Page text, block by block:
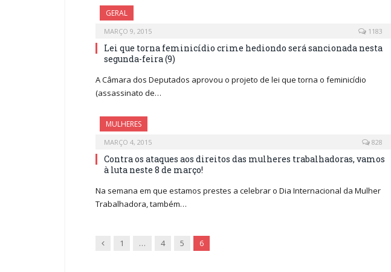
GERAL
MARÇO 9, 2015 1183
Lei que torna feminicídio crime hediondo será sancionada nesta
segunda-feira (9)
A Câmara dos Deputados aprovou o projeto de lei que torna o feminicídio
(assassinato de…
MULHERES
MARÇO 4, 2015 828
Contra os ataques aos direitos das mulheres trabalhadoras, vamos
à luta neste 8 de março!
Na semana em que estamos prestes a celebrar o Dia Internacional da Mulher
Trabalhadora, também…
Previous
1 … 4 5 6